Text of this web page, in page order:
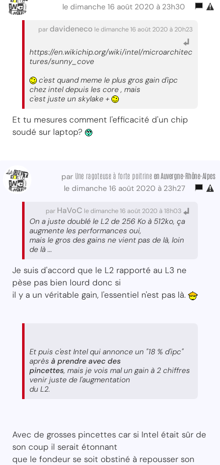
le dimanche 16 août 2020 à 23h30
par davideneco le dimanche 16 août 2020 à 20h23
https://en.wikichip.org/wiki/intel/microarchitec
tures/sunny_cove
c'est quand meme le plus gros gain d'ipc
chez intel depuis les core , mais
c'est juste un skylake +
Et tu mesures comment l'efficacité d'un chip
soudé sur laptop?
par Une ragoteuse à forte poitrine en Auvergne-Rhône-Alpes
le dimanche 16 août 2020 à 23h27
par HaVoC le dimanche 16 août 2020 à 18h03
On a juste doublé le L2 de 256 Ko à 512ko, ça
augmente les performances oui,
mais le gros des gains ne vient pas de là, loin
de là ...
Je suis d'accord que le L2 rapporté au L3 ne
pèse pas bien lourd donc si
il y a un véritable gain, l'essentiel n'est pas là.
Et puis c'est Intel qui annonce un "18 % d'ipc"
après à prendre avec des
pincettes, mais je vois mal un gain à 2 chiffres
venir juste de l'augmentation
du L2.
Avec de grosses pincettes car si Intel était sûr de
son coup il serait étonnant
que le fondeur se soit obstiné à repousser son